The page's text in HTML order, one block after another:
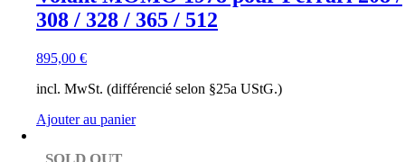
308 / 328 / 365 / 512
895,00 €
incl. MwSt. (différencié selon §25a UStG.)
Ajouter au panier